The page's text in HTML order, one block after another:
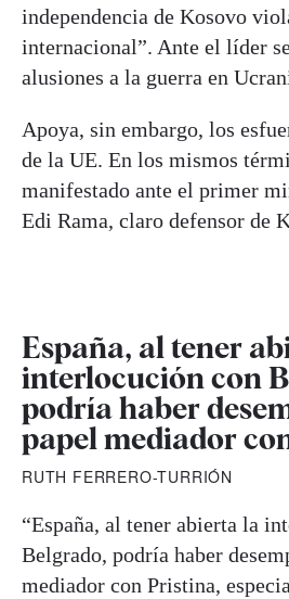
independencia de Kosovo
internacional”. Ante el líder
alusiones a la guerra en
Apoya, sin embargo, los
de la UE. En los mismos
manifestado ante el primer
Edi Rama, claro defensor de
España, al tener
interlocución con
podría haber
papel mediador
RUTH FERRERO-TURRIÓN
“España, al tener abierta la
Belgrado, podría haber
mediador con Pristina,